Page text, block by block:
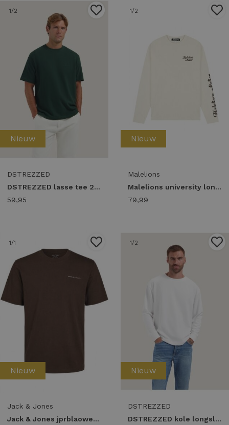
1/2
Nieuw
DSTREZZED
DSTREZZED lasse tee 203072 T-shirts the green
59,95
1/2
Nieuw
Malelions
Malelions university longsleeve t-shirt mma50026037 Longsleeves 40002 off-white
79,99
1/1
Nieuw
Jack & Jones
Jack & Jones jprblaowen ss branding tee sn 12292397 Print T-shirts 5053158 bitter chocolate
1/2
Nieuw
DSTREZZED
DSTREZZED kole longsleeve 221504 Longsleeves white